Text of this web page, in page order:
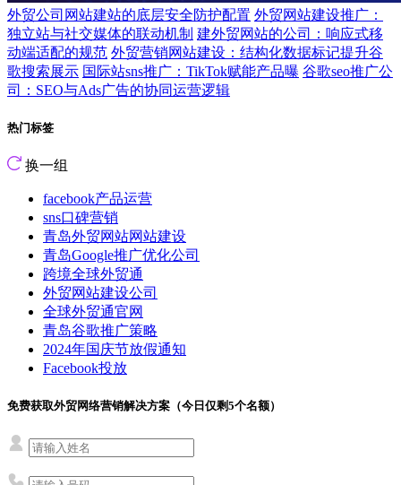
外贸公司网站建站的底层安全防护配置 外贸网站建设推广：
独立站与社交媒体的联动机制 建外贸网站的公司：响应式移
动端适配的规范 外贸营销网站建设：结构化数据标记提升谷
歌搜索展示 国际站sns推广：TikTok赋能产品曝 谷歌seo推广公
司：SEO与Ads广告的协同运营逻辑
热门标签
换一组
facebook产品运营
sns口碑营销
青岛外贸网站网站建设
青岛Google推广优化公司
跨境全球外贸通
外贸网站建设公司
全球外贸通官网
青岛谷歌推广策略
2024年国庆节放假通知
Facebook投放
免费获取外贸网络营销解决方案（今日仅剩5个名额）